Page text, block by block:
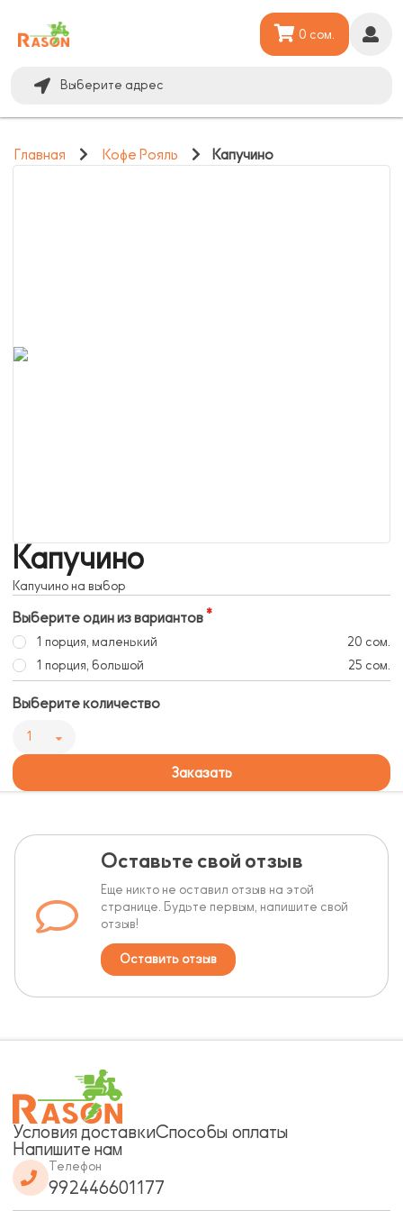
Выберите адрес
0 сом.
Главная Кофе Рояль Капучино
Капучино
Капучино на выбор
Выберите один из вариантов
1 порция, маленький
20 сом.
1 порция, большой
25 сом.
Выберите количество
1
Заказать
Оставьте свой отзыв
Еще никто не оставил отзыв на этой
странице. Будьте первым, напишите свой
отзыв!
Оставить отзыв
Условия доставкиСпособы оплаты
Напишите нам
Телефон
992446601177